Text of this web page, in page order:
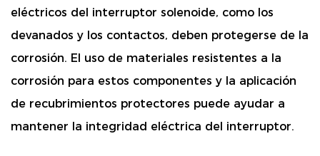
eléctricos del interruptor solenoide, como los
devanados y los contactos, deben protegerse de la
corrosión. El uso de materiales resistentes a la
corrosión para estos componentes y la aplicación
de recubrimientos protectores puede ayudar a
mantener la integridad eléctrica del interruptor.